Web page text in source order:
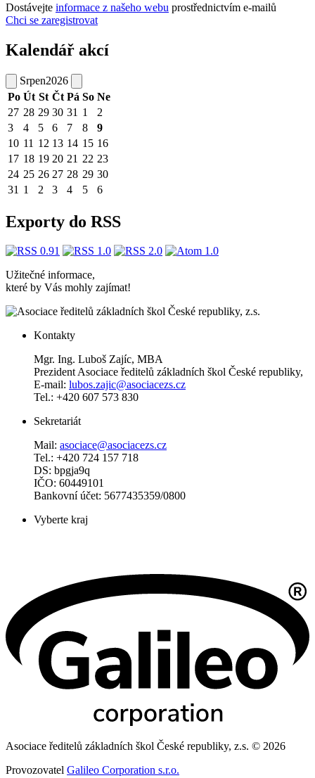
Dostávejte informace z našeho webu prostřednictvím e-mailů
Chci se zaregistrovat
Kalendář akcí
Srpen2026
Po Út St Čt Pá So Ne
27 28 29 30 31 1
2
3
4 5 6 7 8
9
10 11 12 13 14 15 16
17 18 19 20 21 22 23
24 25 26 27 28 29 30
31 1 2 3 4 5 6
Exporty do RSS
Užitečné informace,
které by Vás mohly zajímat!
Kontakty
Mgr. Ing. Luboš Zajíc, MBA
Prezident Asociace ředitelů základních škol České republiky,
E-mail: lubos.zajic@asociacezs.cz
Tel.: +420 607 573 830
Sekretariát
Mail: asociace@asociacezs.cz
Tel.: +420 724 157 718
DS: bpgja9q
IČO: 60449101
Bankovní účet: 5677435359/0800
Vyberte kraj
Asociace ředitelů základních škol České republiky, z.s. © 2026
Provozovatel Galileo Corporation s.r.o.